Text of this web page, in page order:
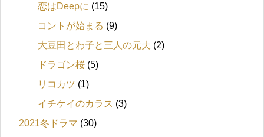
恋はDeepに (15)
コントが始まる (9)
大豆田とわ子と三人の元夫 (2)
ドラゴン桜 (5)
リコカツ (1)
イチケイのカラス (3)
2021冬ドラマ (30)